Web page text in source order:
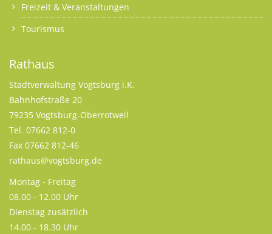
Freizeit & Veranstaltungen
Tourismus
Rathaus
Stadtverwaltung Vogtsburg i.K.
Bahnhofstraße 20
79235 Vogtsburg-Oberrotweil
Tel. 07662 812-0
Fax 07662 812-46
rathaus@vogtsburg.de
Montag - Freitag
08.00 - 12.00 Uhr
Dienstag zusätzlich
14.00 - 18.30 Uhr